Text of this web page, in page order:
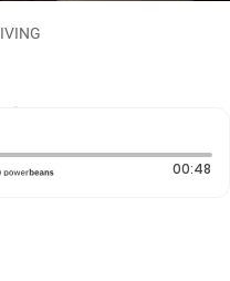
0 segundos 00:48